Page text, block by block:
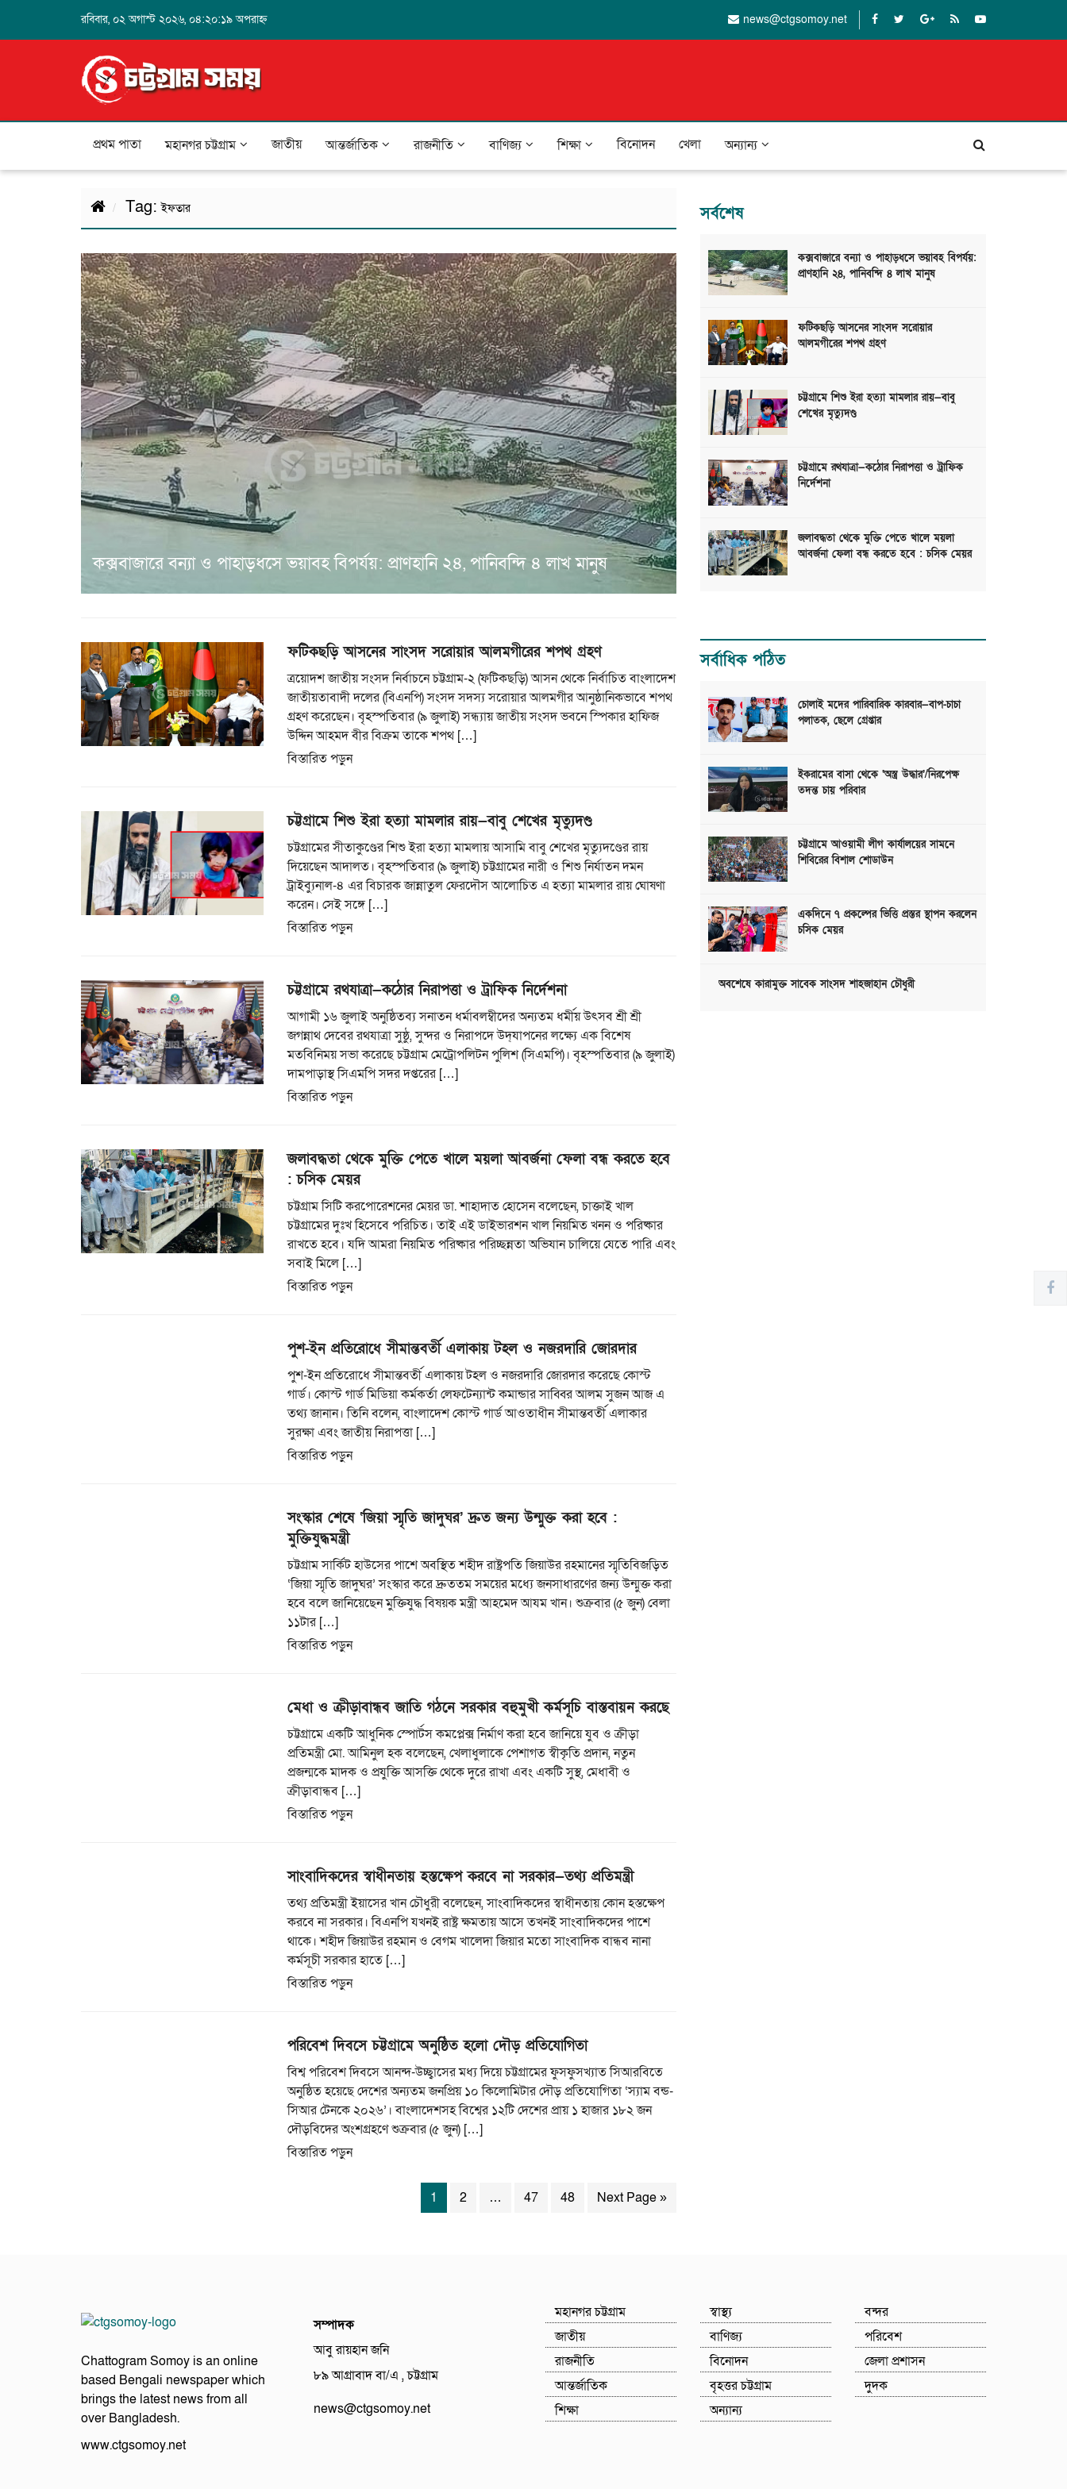
রবিবার, ০২ অগাস্ট ২০২৬, ০৪:২০:১৯ অপরাহ্ন news@ctgsomoy.net
প্রথম পাতা মহানগর চট্টগ্রাম জাতীয় আন্তর্জাতিক রাজনীতি বাণিজ্য শিক্ষা বিনোদন খেলা অন্যান্য
Tag:ইফতার
কক্সবাজারে বন্যা ও পাহাড়ধসে ভয়াবহ বিপর্যয়: প্রাণহানি ২৪, পানিবন্দি ৪ লাখ মানুষ
ফটিকছড়ি আসনের সাংসদ সরোয়ার আলমগীরের শপথ গ্রহণ
ত্রয়োদশ জাতীয় সংসদ নির্বাচনে চট্টগ্রাম-২ (ফটিকছড়ি) আসন থেকে নির্বাচিত বাংলাদেশ
জাতীয়তাবাদী দলের (বিএনপি) সংসদ সদস্য সরোয়ার আলমগীর আনুষ্ঠানিকভাবে শপথ
গ্রহণ করেছেন। বৃহস্পতিবার (৯ জুলাই) সন্ধ্যায় জাতীয় সংসদ ভবনে স্পিকার হাফিজ
উদ্দিন আহমদ বীর বিক্রম তাকে শপথ […]
বিস্তারিত পড়ুন
চট্টগ্রামে শিশু ইরা হত্যা মামলার রায়—বাবু শেখের মৃত্যুদণ্ড
চট্টগ্রামের সীতাকুণ্ডের শিশু ইরা হত্যা মামলায় আসামি বাবু শেখের মৃত্যুদণ্ডের রায়
দিয়েছেন আদালত। বৃহস্পতিবার (৯ জুলাই) চট্টগ্রামের নারী ও শিশু নির্যাতন দমন
ট্রাইব্যুনাল-৪ এর বিচারক জান্নাতুল ফেরদৌস আলোচিত এ হত্যা মামলার রায় ঘোষণা
করেন। সেই সঙ্গে […]
বিস্তারিত পড়ুন
চট্টগ্রামে রথযাত্রা—কঠোর নিরাপত্তা ও ট্রাফিক নির্দেশনা
আগামী ১৬ জুলাই অনুষ্ঠিতব্য সনাতন ধর্মাবলম্বীদের অন্যতম ধর্মীয় উৎসব শ্রী শ্রী
জগন্নাথ দেবের রথযাত্রা সুষ্ঠু, সুন্দর ও নিরাপদে উদ্‌যাপনের লক্ষ্যে এক বিশেষ
মতবিনিময় সভা করেছে চট্টগ্রাম মেট্রোপলিটন পুলিশ (সিএমপি)। বৃহস্পতিবার (৯ জুলাই)
দামপাড়াস্থ সিএমপি সদর দপ্তরের […]
বিস্তারিত পড়ুন
জলাবদ্ধতা থেকে মুক্তি পেতে খালে ময়লা আবর্জনা ফেলা বন্ধ করতে হবে
: চসিক মেয়র
চট্টগ্রাম সিটি করপোরেশনের মেয়র ডা. শাহাদাত হোসেন বলেছেন, চাক্তাই খাল
চট্টগ্রামের দুঃখ হিসেবে পরিচিত। তাই এই ডাইভারশন খাল নিয়মিত খনন ও পরিষ্কার
রাখতে হবে। যদি আমরা নিয়মিত পরিষ্কার পরিচ্ছন্নতা অভিযান চালিয়ে যেতে পারি এবং
সবাই মিলে […]
বিস্তারিত পড়ুন
পুশ-ইন প্রতিরোধে সীমান্তবর্তী এলাকায় টহল ও নজরদারি জোরদার
পুশ-ইন প্রতিরোধে সীমান্তবর্তী এলাকায় টহল ও নজরদারি জোরদার করেছে কোস্ট
গার্ড। কোস্ট গার্ড মিডিয়া কর্মকর্তা লেফটেন্যান্ট কমান্ডার সাব্বির আলম সুজন আজ এ
তথ্য জানান। তিনি বলেন, বাংলাদেশ কোস্ট গার্ড আওতাধীন সীমান্তবর্তী এলাকার
সুরক্ষা এবং জাতীয় নিরাপত্তা […]
বিস্তারিত পড়ুন
সংস্কার শেষে ‘জিয়া স্মৃতি জাদুঘর’ দ্রুত জন্য উন্মুক্ত করা হবে :
মুক্তিযুদ্ধমন্ত্রী
চট্টগ্রাম সার্কিট হাউসের পাশে অবস্থিত শহীদ রাষ্ট্রপতি জিয়াউর রহমানের স্মৃতিবিজড়িত
‘জিয়া স্মৃতি জাদুঘর’ সংস্কার করে দ্রুততম সময়ের মধ্যে জনসাধারণের জন্য উন্মুক্ত করা
হবে বলে জানিয়েছেন মুক্তিযুদ্ধ বিষয়ক মন্ত্রী আহমেদ আযম খান। শুক্রবার (৫ জুন) বেলা
১১টার […]
বিস্তারিত পড়ুন
মেধা ও ক্রীড়াবান্ধব জাতি গঠনে সরকার বহুমুখী কর্মসূচি বাস্তবায়ন করছে
চট্টগ্রামে একটি আধুনিক স্পোর্টস কমপ্লেক্স নির্মাণ করা হবে জানিয়ে যুব ও ক্রীড়া
প্রতিমন্ত্রী মো. আমিনুল হক বলেছেন, খেলাধুলাকে পেশাগত স্বীকৃতি প্রদান, নতুন
প্রজন্মকে মাদক ও প্রযুক্তি আসক্তি থেকে দুরে রাখা এবং একটি সুস্থ, মেধাবী ও
ক্রীড়াবান্ধব […]
বিস্তারিত পড়ুন
সাংবাদিকদের স্বাধীনতায় হস্তক্ষেপ করবে না সরকার—তথ্য প্রতিমন্ত্রী
তথ্য প্রতিমন্ত্রী ইয়াসের খান চৌধুরী বলেছেন, সাংবাদিকদের স্বাধীনতায় কোন হস্তক্ষেপ
করবে না সরকার। বিএনপি যখনই রাষ্ট্র ক্ষমতায় আসে তখনই সাংবাদিকদের পাশে
থাকে। শহীদ জিয়াউর রহমান ও বেগম খালেদা জিয়ার মতো সাংবাদিক বান্ধব নানা
কর্মসূচী সরকার হাতে […]
বিস্তারিত পড়ুন
পরিবেশ দিবসে চট্টগ্রামে অনুষ্ঠিত হলো দৌড় প্রতিযোগিতা
বিশ্ব পরিবেশ দিবসে আনন্দ-উচ্ছ্বাসের মধ্য দিয়ে চট্টগ্রামের ফুসফুসখ্যাত সিআরবিতে
অনুষ্ঠিত হয়েছে দেশের অন্যতম জনপ্রিয় ১০ কিলোমিটার দৌড় প্রতিযোগিতা ‘স্যাম বন্ড-
সিআর টেনকে ২০২৬’। বাংলাদেশসহ বিশ্বের ১২টি দেশের প্রায় ১ হাজার ১৮২ জন
দৌড়বিদের অংশগ্রহণে শুক্রবার (৫ জুন) […]
বিস্তারিত পড়ুন
1 2 … 47 48 Next Page »
সর্বশেষ
কক্সবাজারে বন্যা ও পাহাড়ধসে ভয়াবহ বিপর্যয়:
প্রাণহানি ২৪, পানিবন্দি ৪ লাখ মানুষ
ফটিকছড়ি আসনের সাংসদ সরোয়ার
আলমগীরের শপথ গ্রহণ
চট্টগ্রামে শিশু ইরা হত্যা মামলার রায়—বাবু
শেখের মৃত্যুদণ্ড
চট্টগ্রামে রথযাত্রা—কঠোর নিরাপত্তা ও ট্রাফিক
নির্দেশনা
জলাবদ্ধতা থেকে মুক্তি পেতে খালে ময়লা
আবর্জনা ফেলা বন্ধ করতে হবে : চসিক মেয়র
সর্বাধিক পঠিত
চোলাই মদের পারিবারিক কারবার—বাপ-চাচা
পলাতক, ছেলে গ্রেপ্তার
ইকরামের বাসা থেকে ‘অস্ত্র উদ্ধার’/নিরপেক্ষ
তদন্ত চায় পরিবার
চট্টগ্রামে আওয়ামী লীগ কার্যালয়ের সামনে
শিবিরের বিশাল শোডাউন
একদিনে ৭ প্রকল্পের ভিত্তি প্রস্তর স্থাপন করলেন
চসিক মেয়র
অবশেষে কারামুক্ত সাবেক সাংসদ শাহজাহান চৌধুরী
Chattogram Somoy is an online
based Bengali newspaper which
brings the latest news from all
over Bangladesh.
www.ctgsomoy.net
সম্পাদক
আবু রায়হান জনি
৮৯ আগ্রাবাদ বা/এ , চট্টগ্রাম
news@ctgsomoy.net
মহানগর চট্টগ্রাম
জাতীয়
রাজনীতি
আন্তর্জাতিক
শিক্ষা
স্বাস্থ্য
বাণিজ্য
বিনোদন
বৃহত্তর চট্টগ্রাম
অন্যান্য
বন্দর
পরিবেশ
জেলা প্রশাসন
দুদক